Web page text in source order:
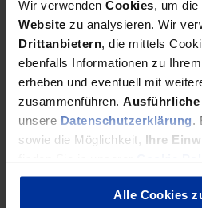
Wir verwenden Cookies, um die
Website zu analysieren. Wir
Drittanbietern, die mittels
ebenfalls Informationen zu
erheben und eventuell mit
zusammenführen.
unsere Datenschutzerklärung.
sowie die Möglichkeit, Ihre
Alle Cookies
Nicht fehlende Ideen, sondern
bremsen Organisationen. Wie die
Leistungsfähigkeit und
So vermeiden Sie